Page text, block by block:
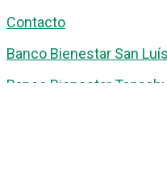
Contacto
Banco Bienestar San
Banco Bienestar